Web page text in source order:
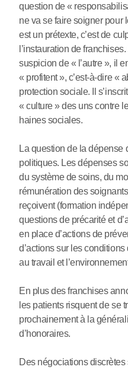
question de «
ne va se faire soigner pour
est un prétexte, c’est de
l’instauration de
suspicion de « l’autre », il
« profitent », c’est-à-dire «
protection sociale. Il
« culture » des uns contre
haines sociales.
La question de la
politiques. Les dépenses
du système de soins, du
rémunération des
reçoivent (formation
questions de précarité et
en place d’actions de
d’actions sur les
au travail et
En plus des franchises
les patients risquent de se
prochainement à la
d’honoraires.
Des négociations